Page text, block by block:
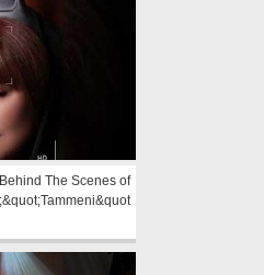
Behind The Scenes of
&quot;Tammeni&quot;!